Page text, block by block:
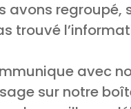
avons
trouvé
avec
sur notre